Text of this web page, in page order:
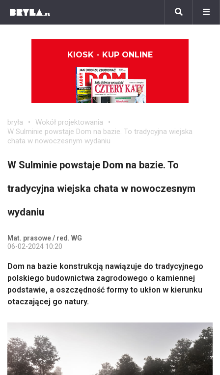
KIOSK - KUP ONLINE
bryła
Wokół projektowania
W Sulminie powstaje Dom na bazie. To tradycyjna wiejska
chata w nowoczesnym wydaniu
W Sulminie powstaje Dom na bazie. To
tradycyjna wiejska chata w nowoczesnym
wydaniu
Mat. prasowe / red. WG
06-02-2024 10:20
Dom na bazie konstrukcją nawiązuje do tradycyjnego
polskiego budownictwa zagrodowego o kamiennej
podstawie, a oszczędność formy to ukłon w kierunku
otaczającej go natury.